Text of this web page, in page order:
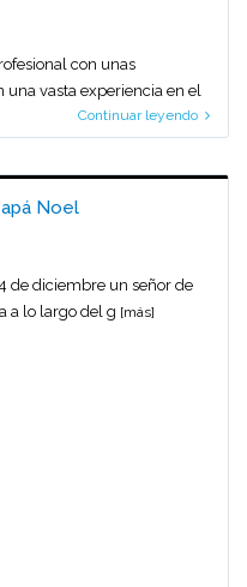
con unas
una vasta experiencia en el
Continuar leyendo
Noel
de diciembre un señor de
a lo largo del g [más]